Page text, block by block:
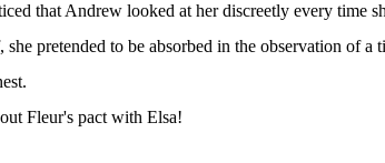
that Andrew looked at her discreetly every time
pretended to be absorbed in the observation of a
Fleur's pact with Elsa!